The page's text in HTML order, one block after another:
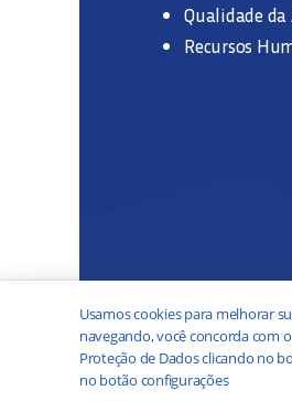
Qualidade da
Recursos
Usamos cookies para melhorar
navegando, você concorda com
Proteção de Dados clicando no
no botão configurações